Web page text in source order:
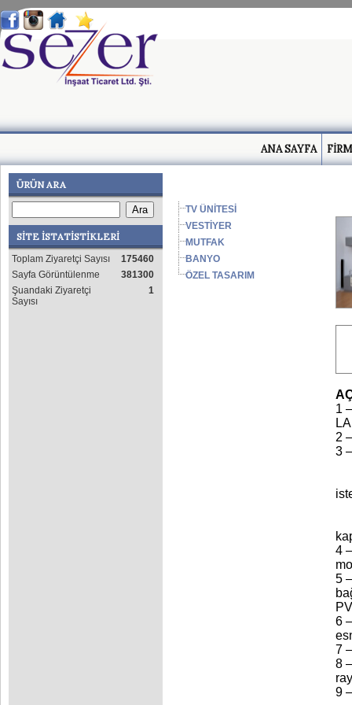
ANA SAYFA
ÜRÜN ARA
SİTE İSTATİSTİKLERİ
Toplam Ziyaretçi Sayısı
175460
Sayfa Görüntülenme
381300
Şuandaki Ziyaretçi
Sayısı
1
1
2
3
4
5
6
7
8
9
TV ÜNİTESİ
VESTİYER
MUTFAK
BANYO
ÖZEL TASARIM